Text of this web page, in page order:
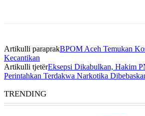
Artikulli paraprakBPOM Aceh Temukan
Kecantikan
Artikulli tjetërEksepsi Dikabulkan, Hakim
Perintahkan Terdakwa Narkotika
TRENDING